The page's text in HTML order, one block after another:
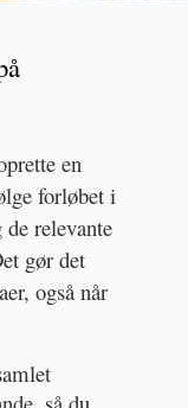
en
forløbet i
relevante
gør det
også når